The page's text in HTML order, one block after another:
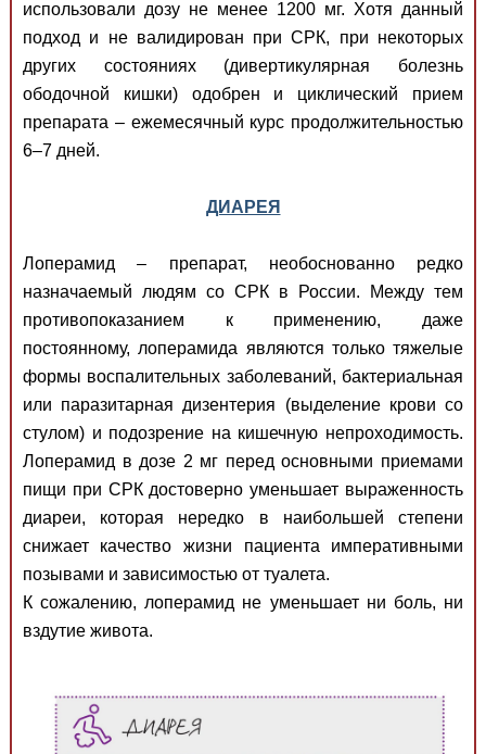
использовали дозу не менее 1200 мг. Хотя данный
подход и не валидирован при СРК, при некоторых
других состояниях (дивертикулярная болезнь
ободочной кишки) одобрен и циклический прием
препарата – ежемесячный курс продолжительностью
6–7 дней.
ДИАРЕЯ
Лоперамид – препарат, необоснованно редко
назначаемый людям со СРК в России. Между тем
противопоказанием к применению, даже
постоянному, лоперамида являются только тяжелые
формы воспалительных заболеваний, бактериальная
или паразитарная дизентерия (выделение крови со
стулом) и подозрение на кишечную непроходимость.
Лоперамид в дозе 2 мг перед основными приемами
пищи при СРК достоверно уменьшает выраженность
диареи, которая нередко в наибольшей степени
снижает качество жизни пациента императивными
позывами и зависимостью от туалета.
К сожалению, лоперамид не уменьшает ни боль, ни
вздутие живота.